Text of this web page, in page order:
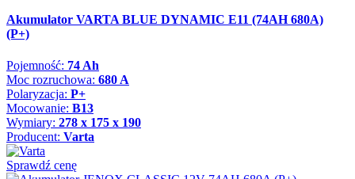
Akumulator VARTA BLUE DYNAMIC E11 (74AH 680A)
(P+)
Pojemność: 74 Ah
Moc rozruchowa: 680 A
Polaryzacja: P+
Mocowanie: B13
Wymiary: 278 x 175 x 190
Producent: Varta
Sprawdź cenę